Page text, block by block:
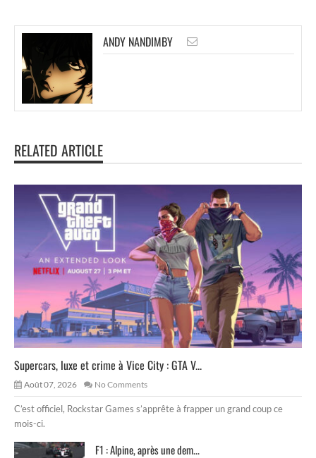
ANDY NANDIMBY
RELATED ARTICLE
Supercars, luxe et crime à Vice City : GTA V...
Août 07, 2026 No Comments
C’est officiel, Rockstar Games s’apprête à frapper un grand coup ce
mois-ci.
F1 : Alpine, après une dem...